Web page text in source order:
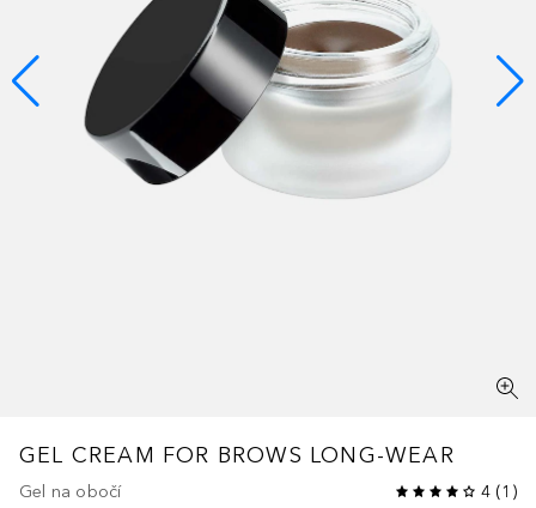
GEL CREAM FOR BROWS LONG-WEAR
Gel na obočí 4 (1 )